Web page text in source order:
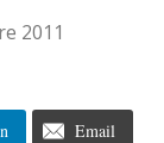
2011
Email